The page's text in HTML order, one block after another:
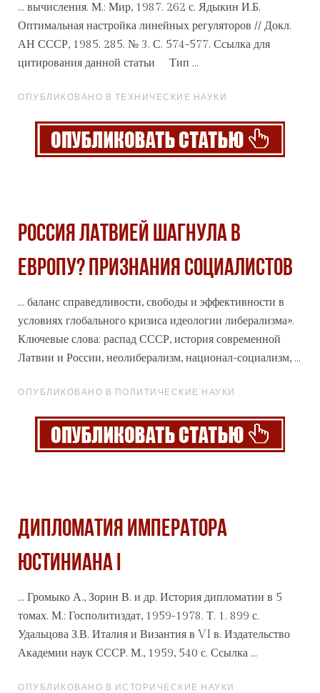
... вычисления. М.: Мир, 1987. 262 с. Ядыкин И.Б.
Оптимальная настройка линейных регуляторов // Докл.
АН СССР, 1985. 285. № 3. С. 574-577. Ссылка для
цитирования данной статьи Тип ...
ОПУБЛИКОВАНО В ТЕХНИЧЕСКИЕ НАУКИ
РОССИЯ ЛАТВИЕЙ ШАГНУЛА В
ЕВРОПУ? ПРИЗНАНИЯ СОЦИАЛИСТОВ
... баланс справедливости, свободы и эффективности в
условиях глобального кризиса идеологии либерализма».
Ключевые слова: распад СССР, история современной
Латвии и России, неолиберализм, национал-социализм, ...
ОПУБЛИКОВАНО В ПОЛИТИЧЕСКИЕ НАУКИ
ДИПЛОМАТИЯ ИМПЕРАТОРА
ЮСТИНИАНА I
... Громыко А., Зорин В. и др. История дипломатии в 5
томах. М.: Госполитиздат, 1959-1978. Т. 1. 899 с.
Удальцова З.В. Италия и Византия в VI в. Издательство
Академии наук СССР. М., 1959, 540 с. Ссылка ...
ОПУБЛИКОВАНО В ИСТОРИЧЕСКИЕ НАУКИ